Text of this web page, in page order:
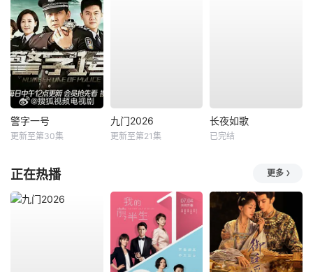
警字一号
更新至第30集
九门2026
更新至第21集
长夜如歌
已完结
正在热播 更多